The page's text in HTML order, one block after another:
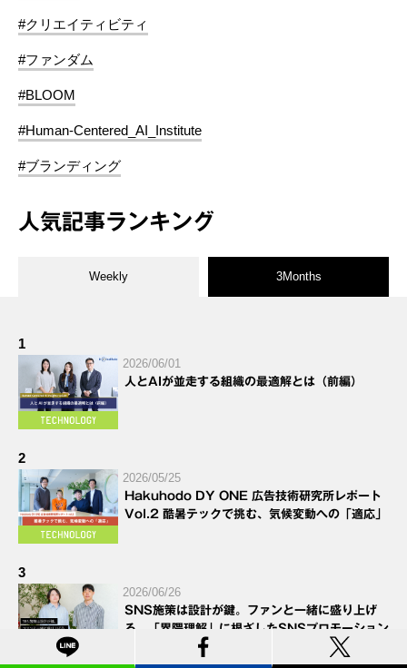
#クリエイティビティ
#ファンダム
#BLOOM
#Human-Centered_AI_Institute
#ブランディング
人気記事ランキング
Weekly 3Months
1
2026/06/01
人とAIが並走する組織の最適解とは（前編）
2
2026/05/25
Hakuhodo DY ONE 広告技術研究所レポート
Vol.2 酷暑テックで挑む、気候変動への「適応」
3
2026/06/26
SNS施策は設計が鍵。ファンと一緒に盛り上げ
る、「界隈理解」に根ざしたSNSプロモーション